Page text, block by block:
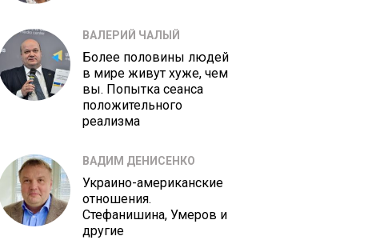
ВАЛЕРИЙ ЧАЛЫЙ
Более половины людей
в мире живут хуже, чем
вы. Попытка сеанса
положительного
реализма
ВАДИМ ДЕНИСЕНКО
Украино-американские
отношения.
Стефанишина, Умеров и
другие